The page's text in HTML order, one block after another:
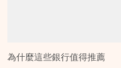
為什麼這些銀行值得推薦